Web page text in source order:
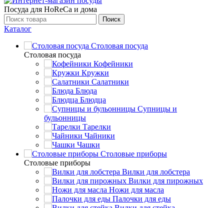
Посуда для HoReCa и дома
Поиск
Каталог
Столовая посуда
Столовая посуда
Кофейники
Кружки
Салатники
Блюда
Блюдца
Супницы и
бульонницы
Тарелки
Чайники
Чашки
Cтоловые приборы
Cтоловые приборы
Вилки для лобстера
Вилки для пирожных
Ножи для масла
Палочки для еды